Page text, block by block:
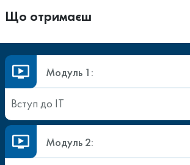
Що отримаєш
Модуль 1:
Вступ до ІТ
Модуль 2: